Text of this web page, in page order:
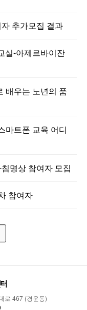
추가모집 결과
실-아제르바이잔
배우는 노년의 품
마트폰 교육 어디
명상 참여자 모집
참여자
로 467 (경운동)